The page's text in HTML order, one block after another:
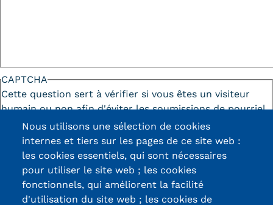
CAPTCHA
Cette question sert à vérifier si vous êtes un visiteur
humain ou non afin d'éviter les soumissions de pourriel
(spam) automatisées.
Nous utilisons une sélection de cookies
internes et tiers sur les pages de ce site web :
les cookies essentiels, qui sont nécessaires
pour utiliser le site web ; les cookies
fonctionnels, qui améliorent la facilité
d'utilisation du site web ; les cookies de